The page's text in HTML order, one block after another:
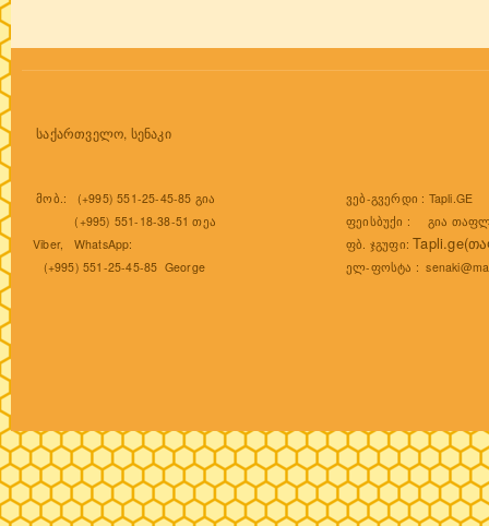
საქართველო, სენაკი
მობ.: (+995) 551-25-45-85 გია
(+995) 551-18-38-51 თეა
Viber, WhatsApp:
(+995) 551-25-45-85 George
ვებ-გვერდი : Tapli.GE
ფეისბუქი : გია
ფბ. ჯგუფი:
ელ-ფოსტა :